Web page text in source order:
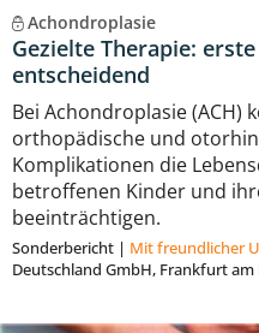
Achondroplasie
Gezielte Therapie:
entscheidend
Bei Achondroplasie (ACH)
orthopädische und
Komplikationen die
betroffenen Kinder und
beeinträchtigen.
Sonderbericht | Mit freundlicher
Deutschland GmbH, Frankfurt am